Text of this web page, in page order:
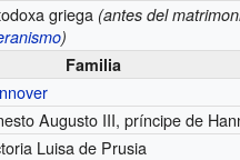
griega (antes del
)
Familia
Augusto III, príncipe de
Luisa de Prusia